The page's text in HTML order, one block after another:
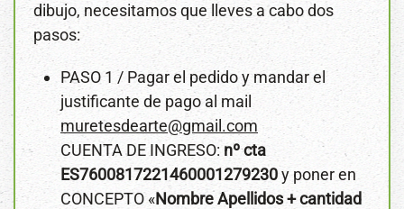
dibujo, necesitamos que lleves a cabo dos
pasos:
PASO 1 / Pagar el pedido y mandar el
justificante de pago al mail
muretesdearte@gmail.com
CUENTA DE INGRESO: nº cta
ES7600817221460001279230y poner en
CONCEPTO «Nombre Apellidos + cantidad